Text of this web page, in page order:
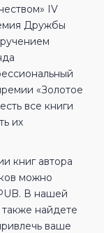
IV
Дружбы
«Золотое
все книги
их
книг автора
можно
В нашей
найдете
ваше